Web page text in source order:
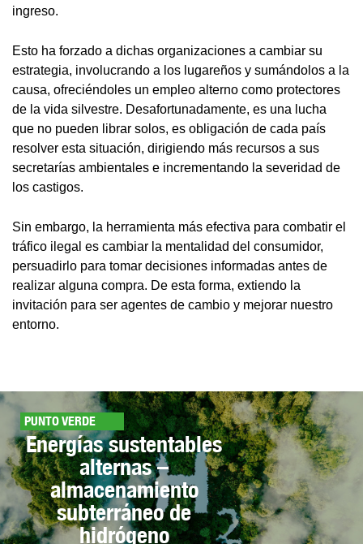
ingreso.
Esto ha forzado a dichas organizaciones a cambiar su
estrategia, involucrando a los lugareños y sumándolos a la
causa, ofreciéndoles un empleo alterno como protectores
de la vida silvestre. Desafortunadamente, es una lucha
que no pueden librar solos, es obligación de cada país
resolver esta situación, dirigiendo más recursos a sus
secretarías ambientales e incrementando la severidad de
los castigos.
Sin embargo, la herramienta más efectiva para combatir el
tráfico ilegal es cambiar la mentalidad del consumidor,
persuadirlo para tomar decisiones informadas antes de
realizar alguna compra. De esta forma, extiendo la
invitación para ser agentes de cambio y mejorar nuestro
entorno.
PUNTO VERDE
Energías sustentables
alternas –
almacenamiento
subterráneo de
hidrógeno